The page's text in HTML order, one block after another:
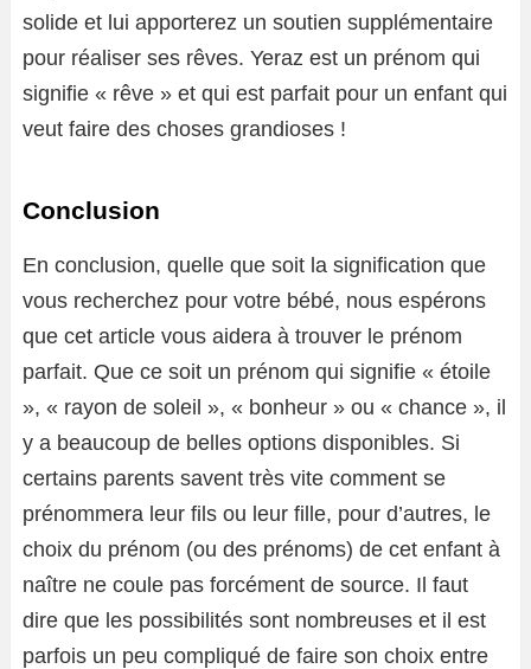
solide et lui apporterez un soutien supplémentaire
pour réaliser ses rêves. Yeraz est un prénom qui
signifie « rêve » et qui est parfait pour un enfant qui
veut faire des choses grandioses !
Conclusion
En conclusion, quelle que soit la signification que
vous recherchez pour votre bébé, nous espérons
que cet article vous aidera à trouver le prénom
parfait. Que ce soit un prénom qui signifie « étoile
», « rayon de soleil », « bonheur » ou « chance », il
y a beaucoup de belles options disponibles. Si
certains parents savent très vite comment se
prénommera leur fils ou leur fille, pour d’autres, le
choix du prénom (ou des prénoms) de cet enfant à
naître ne coule pas forcément de source. Il faut
dire que les possibilités sont nombreuses et il est
parfois un peu compliqué de faire son choix entre